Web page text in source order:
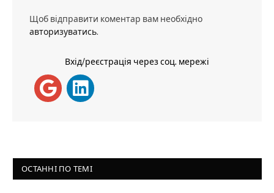
Щоб відправити коментар вам необхідно
авторизуватись.
Вхід/реєстрація через соц. мережі
ОСТАННІ ПО ТЕМІ